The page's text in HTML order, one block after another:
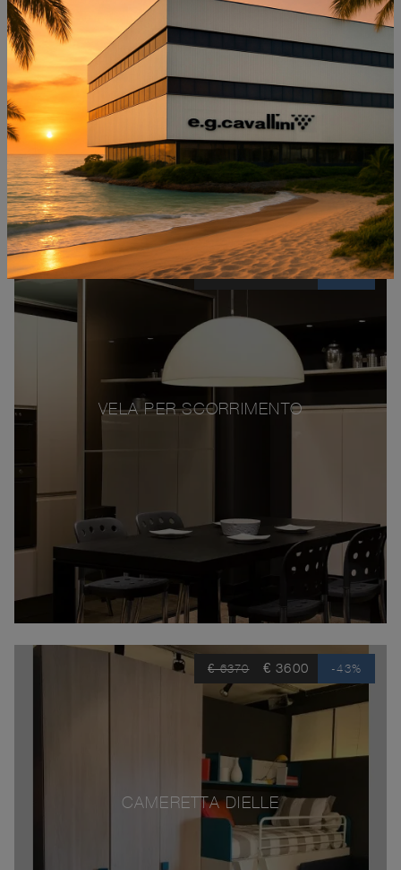
C12 LETTI A TERRA
€ 3960 € 2200 -44%
VELA PER SCORRIMENTO
€ 6370 € 3600 -43%
CAMERETTA DIELLE